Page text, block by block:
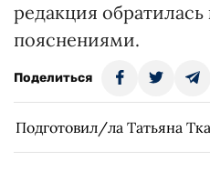
редакция обратилась
пояснениями.
Поделиться
Подготовил/ла Татьяна